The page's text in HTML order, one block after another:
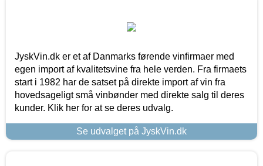
JyskVin.dk er et af Danmarks førende vinfirmaer med
egen import af kvalitetsvine fra hele verden. Fra firmaets
start i 1982 har de satset på direkte import af vin fra
hovedsageligt små vinbønder med direkte salg til deres
kunder. Klik her for at se deres udvalg.
Se udvalget på JyskVin.dk